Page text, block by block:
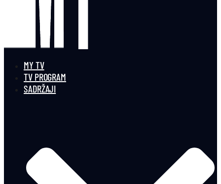
MY TV
TV PROGRAM
SADRŽAJI